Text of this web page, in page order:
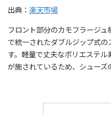
出典： 楽天市場
フロント部分のカモフラージ
で統一されたダブルジップ式の
す。軽量で丈夫なポリエステ
が施されているため、シューズ